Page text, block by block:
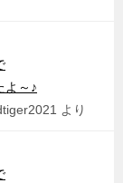
よ～♪
より